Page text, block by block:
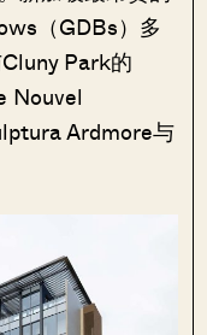
（GDBs）多
Park的
Nouvel
Ardmore与